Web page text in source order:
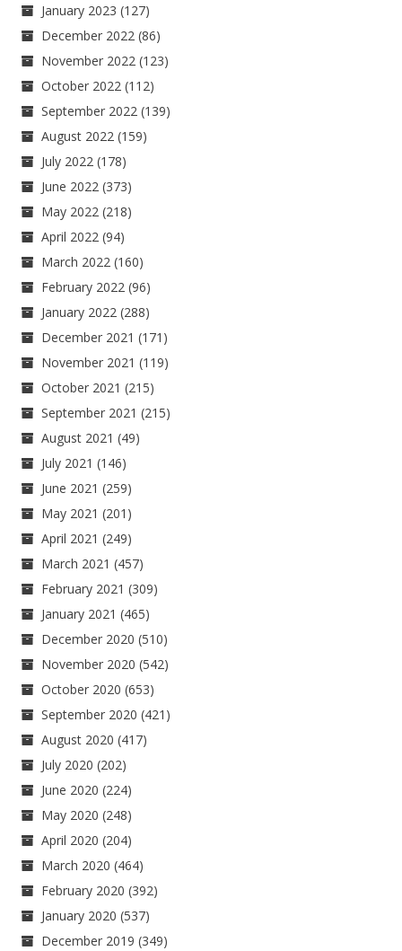
January 2023 (127)
December 2022 (86)
November 2022 (123)
October 2022 (112)
September 2022 (139)
August 2022 (159)
July 2022 (178)
June 2022 (373)
May 2022 (218)
April 2022 (94)
March 2022 (160)
February 2022 (96)
January 2022 (288)
December 2021 (171)
November 2021 (119)
October 2021 (215)
September 2021 (215)
August 2021 (49)
July 2021 (146)
June 2021 (259)
May 2021 (201)
April 2021 (249)
March 2021 (457)
February 2021 (309)
January 2021 (465)
December 2020 (510)
November 2020 (542)
October 2020 (653)
September 2020 (421)
August 2020 (417)
July 2020 (202)
June 2020 (224)
May 2020 (248)
April 2020 (204)
March 2020 (464)
February 2020 (392)
January 2020 (537)
December 2019 (349)